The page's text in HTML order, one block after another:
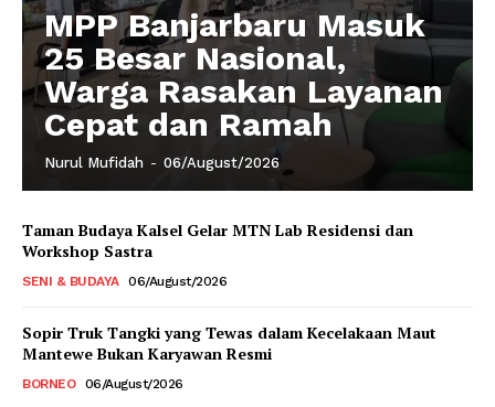
MPP Banjarbaru Masuk
25 Besar Nasional,
Warga Rasakan Layanan
Cepat dan Ramah
Nurul Mufidah - 06/August/2026
Taman Budaya Kalsel Gelar MTN Lab Residensi dan
Workshop Sastra
SENI & BUDAYA 06/August/2026
Sopir Truk Tangki yang Tewas dalam Kecelakaan Maut
Mantewe Bukan Karyawan Resmi
BORNEO 06/August/2026